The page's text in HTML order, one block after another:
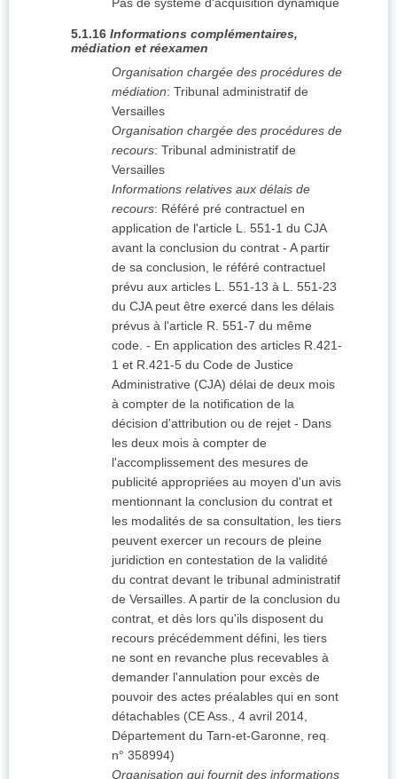
Pas de système d'acquisition dynamique
5.1.16 Informations complémentaires,
médiation et réexamen
Organisation chargée des procédures de
médiation: Tribunal administratif de
Versailles
Organisation chargée des procédures de
recours: Tribunal administratif de
Versailles
Informations relatives aux délais de
recours: Référé pré contractuel en
application de l'article L. 551-1 du CJA
avant la conclusion du contrat - A partir
de sa conclusion, le référé contractuel
prévu aux articles L. 551-13 à L. 551-23
du CJA peut être exercé dans les délais
prévus à l'article R. 551-7 du même
code. - En application des articles R.421-
1 et R.421-5 du Code de Justice
Administrative (CJA) délai de deux mois
à compter de la notification de la
décision d'attribution ou de rejet - Dans
les deux mois à compter de
l'accomplissement des mesures de
publicité appropriées au moyen d'un avis
mentionnant la conclusion du contrat et
les modalités de sa consultation, les tiers
peuvent exercer un recours de pleine
juridiction en contestation de la validité
du contrat devant le tribunal administratif
de Versailles. A partir de la conclusion du
contrat, et dès lors qu'ils disposent du
recours précédemment défini, les tiers
ne sont en revanche plus recevables à
demander l'annulation pour excès de
pouvoir des actes préalables qui en sont
détachables (CE Ass., 4 avril 2014,
Département du Tarn-et-Garonne, req.
n° 358994)
Organisation qui fournit des informations